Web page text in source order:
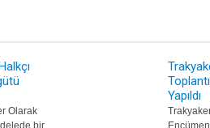
Olarak
bir
Yapıldı
Encümen